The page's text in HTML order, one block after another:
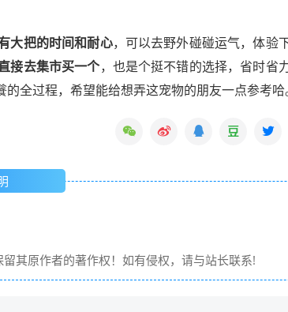
大把的时间和耐心，可以去野外碰碰运气，体验
接去集市买一个，也是个挺不错的选择，省时省
全过程，希望能给想弄这宠物的朋友一点参考哈
其原作者的著作权！如有侵权，请与站长联系!